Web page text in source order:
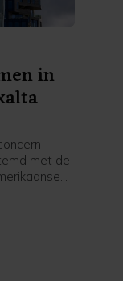
in
met de